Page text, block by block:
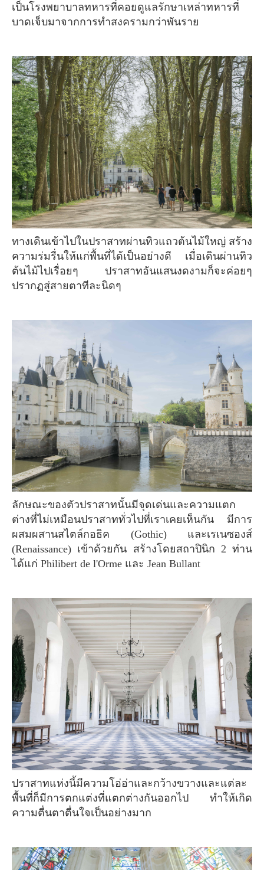
เป็นโรงพยาบาลทหารที่คอยดูแลรักษาเหล่าทหารที่
บาดเจ็บมาจากการทำสงครามกว่าพันราย
ทางเดินเข้าไปในปราสาทผ่านทิวแถวต้นไม้ใหญ่ สร้าง
ความร่มรื่นให้แก่พื้นที่ได้เป็นอย่างดี เมื่อเดินผ่านทิว
ต้นไม้ไปเรื่อยๆ ปราสาทอันแสนงดงามก็จะค่อยๆ
ปรากฏสู่สายตาทีละนิดๆ
ลักษณะของตัวปราสาทนั้นมีจุดเด่นและความแตก
ต่างที่ไม่เหมือนปราสาททั่วไปที่เราเคยเห็นกัน มีการ
ผสมผสานสไตล์กอธิค (Gothic) และเรเนซองส์
(Renaissance) เข้าด้วยกัน สร้างโดยสถาปินิก 2 ท่าน
ได้แก่ Philibert de l'Orme และ Jean Bullant
ปราสาทแห่งนี้มีความโอ่อ่าและกว้างขวางและแต่ละ
พื้นที่ก็มีการตกแต่งที่แตกต่างกันออกไป ทำให้เกิด
ความตื่นตาตื่นใจเป็นอย่างมาก